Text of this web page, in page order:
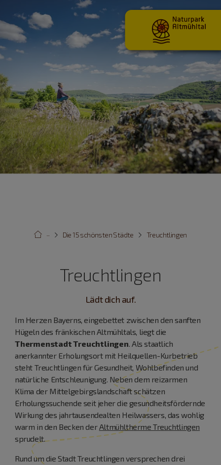
Treuchtlingen
Die 15 schönsten Städte
···
Treuchtlingen
Lädt dich auf.
Im Herzen Bayerns, eingebettet zwischen den sanften
Hügeln des fränkischen Altmühltals, liegt die
Thermenstadt Treuchtlingen. Als staatlich
anerkannter Erholungsort mit Heilquellen-Kurbetrieb
steht Treuchtlingen für Gesundheit, Wohlbefinden und
natürliche Entschleunigung. Neben dem reizarmen
Klima der Mittelgebirgslandschaft schätzen
Erholungssuchende seit jeher die gesundheitsfördernde
Wirkung des jahrtausendealten Heilwassers, das wohlig
warm in den Becken derAltmühltherme Treuchtlingen
sprudelt.
Rund um die Stadt Treuchtlingen versprechen drei